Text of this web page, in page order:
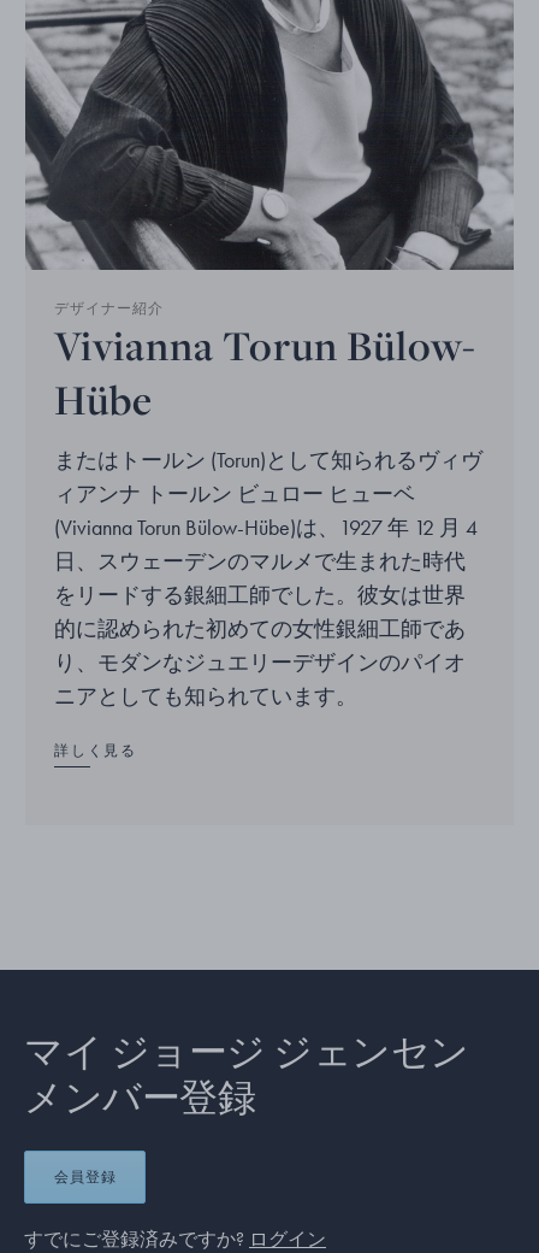
デザイナー紹介
Vivianna Torun Bülow-
Hübe
またはトールン (Torun)として知られるヴィヴ
ィアンナ トールン ビュロー ヒューベ
(Vivianna Torun Bülow-Hübe)は、1927 年 12 月 4
日、スウェーデンのマルメで生まれた時代
をリードする銀細工師でした。彼女は世界
的に認められた初めての女性銀細工師であ
り、モダンなジュエリーデザインのパイオ
ニアとしても知られています。
詳しく見る
マイ ジョージ ジェンセン
メンバー登録
会員登録
すでにご登録済みですか? ログイン